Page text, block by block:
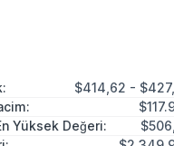
$414,62 -
Yüksek Değeri: